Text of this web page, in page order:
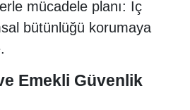
mücadele planı: İç
bütünlüğü korumaya
Emekli Güvenlik